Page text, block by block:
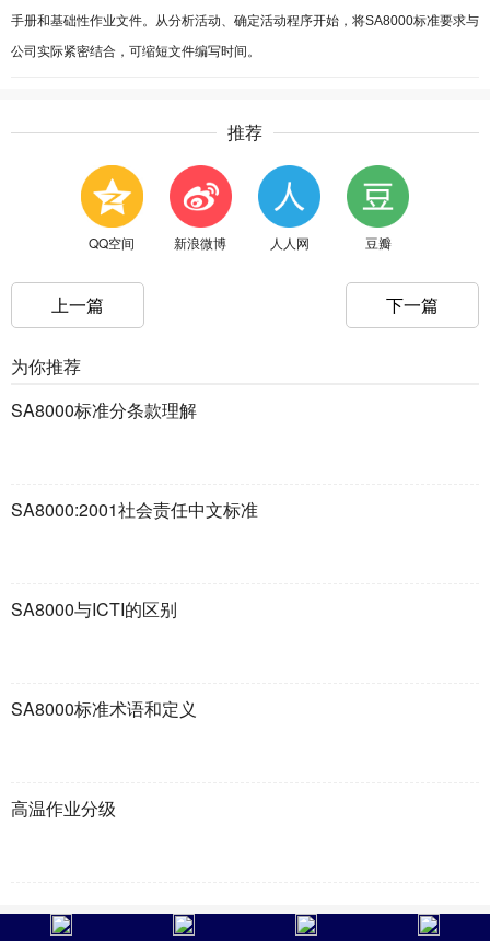
手册和基础性作业文件。从分析活动、确定活动程序开始，将SA8000标准要求与
公司实际紧密结合，可缩短文件编写时间。
推荐
QQ空间 新浪微博 人人网 豆瓣
上一篇 下一篇
为你推荐
SA8000标准分条款理解
SA8000:2001社会责任中文标准
SA8000与ICTI的区别
SA8000标准术语和定义
高温作业分级